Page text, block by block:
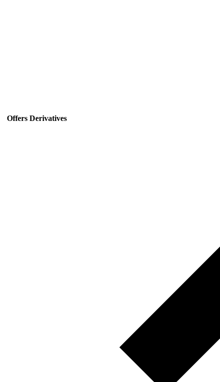
Offers Derivatives